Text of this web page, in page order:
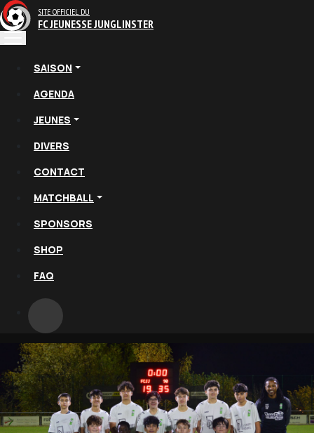
SITE OFFICIEL DU
FC JEUNESSE JUNGLINSTER
SAISON
AGENDA
JEUNES
DIVERS
CONTACT
MATCHBALL
SPONSORS
SHOP
FAQ